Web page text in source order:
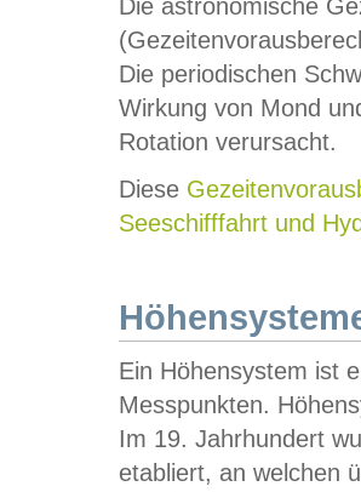
Die astronomische
Die periodischen
Wirkung von Mond
Rotation verursacht.
Diese
Seeschifffahrt und
Ein Höhensystem ist
Messpunkten.
Im 19. Jahrhundert
etabliert, an welchen